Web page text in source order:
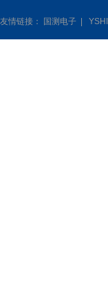
友情链接：
国测电子